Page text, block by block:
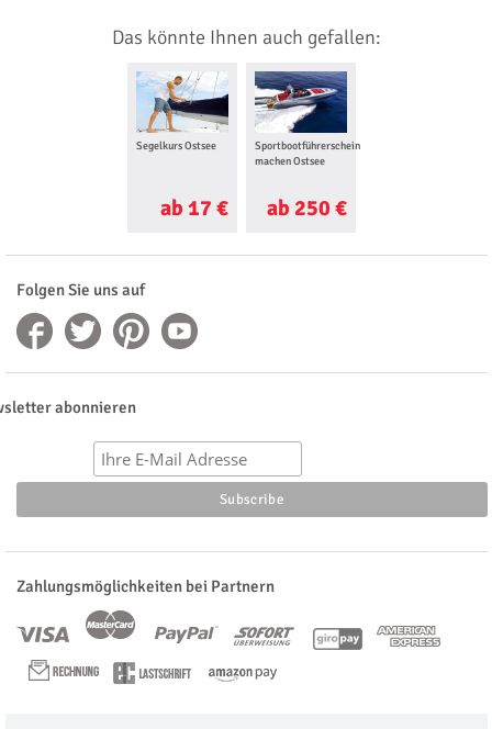
Das könnte Ihnen auch gefallen:
Segelkurs Ostsee
ab 17 €
Sportbootführerschein
machen Ostsee
ab 250 €
Folgen Sie uns auf
abonnieren
Zahlungsmöglichkeiten bei Partnern